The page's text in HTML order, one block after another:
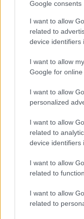
Google consents
I want to allow
related to
device identifiers
I want to allow
Google for
I want to allow
personalized
I want to allow
related to
device identifiers
I want to allow
related to
I want to allow
related to
με αυτόν τον
φέρετρο. Μη
δικαίωμά σας,
καθένας να
σκοτώνει».
«Σου ζήτησε